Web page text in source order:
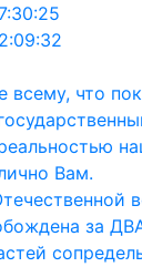
всему, что
Вам.
за